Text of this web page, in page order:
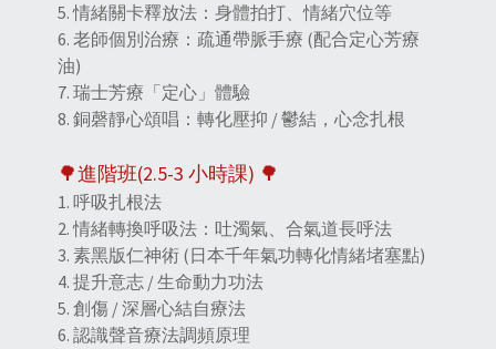
5. 情緒關卡釋放法：身體拍打、情緒穴位等
6. 老師個別治療：疏通帶脈手療 (配合定心芳療
油)
7. 瑞士芳療「定心」體驗
8. 銅磬靜心頌唱：轉化壓抑 / 鬱結，心念扎根
🌳進階班(2.5-3 小時課) 🌳
1. 呼吸扎根法
2. 情緒轉換呼吸法：吐濁氣、合氣道長呼法
3. 素黑版仁神術 (日本千年氣功轉化情緒堵塞點)
4. 提升意志 / 生命動力功法
5. 創傷 / 深層心結自療法
6. 認識聲音療法調頻原理